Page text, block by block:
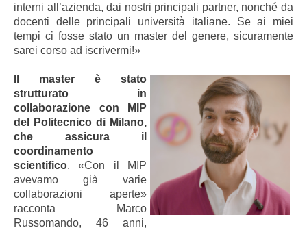
interni all’azienda, dai nostri principali partner, nonché da
docenti delle principali università italiane. Se ai miei
tempi ci fosse stato un master del genere, sicuramente
sarei corso ad iscrivermi!»
Il master è stato
strutturato in
collaborazione con MIP
del Politecnico di Milano,
che assicura il
coordinamento
scientifico. «Con il MIP
avevamo già varie
collaborazioni aperte»
racconta Marco
Russomando, 46 anni,